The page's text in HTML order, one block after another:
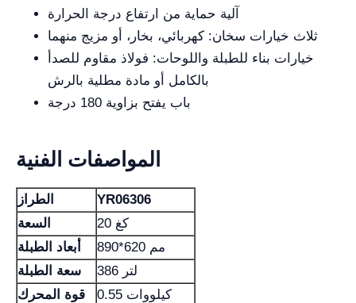
آلية حماية من ارتفاع درجة الحرارة
ثلاث خيارات سخان: كهربائي، بخار، أو مزيج منهما
خيارات بناء للطبلة واللوحات: فولاذ مقاوم للصدأ
بالكامل أو مادة مطلية بالرش
باب يفتح بزاوية 180 درجة
المواصفات الفنية
الطراز
YR06306
السعة
20 كغ
أبعاد الطبلة
890*620 مم
سعة الطبلة
386 لتر
قوة المحرك
0.55 كيلووات